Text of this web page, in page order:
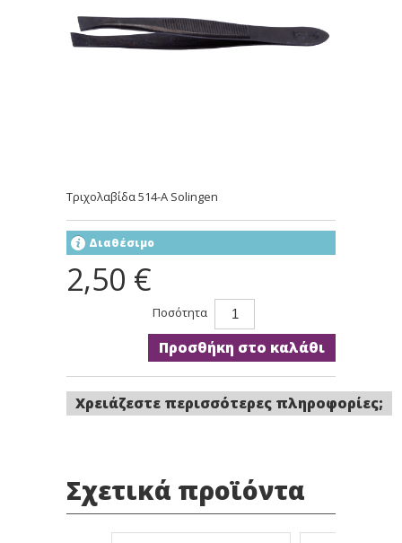
Τριχολαβίδα 514-A Solingen
Διαθέσιμο
2,50 €
Ποσότητα
Προσθήκη στο καλάθι
Χρειάζεστε περισσότερες πληροφορίες;
Σχετικά προϊόντα